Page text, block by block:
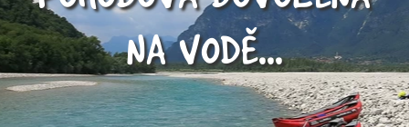
NA VODĚ...